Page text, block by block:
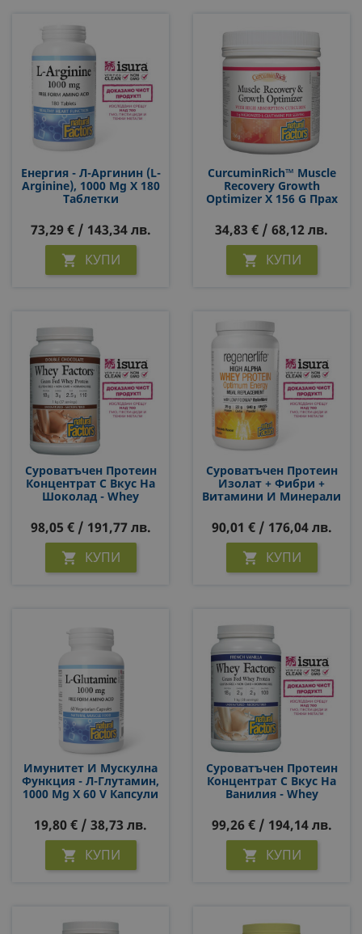
Енергия - Л-Аргинин (L-
Arginine), 1000 Mg Х 180
Таблетки
73,29 € / 143,34 лв.
 КУПИ
CurcuminRich™ Muscle
Recovery Growth
Optimizer Х 156 G Прах
34,83 € / 68,12 лв.
 КУПИ
Суроватъчен Протеин
Концентрат С Вкус На
Шоколад - Whey
Whey Protein, 1 Kg Прах
98,05 € / 191,77 лв.
 КУПИ
Суроватъчен Протеин
Изолат + Фибри +
Витамини И Минерали
И Теглото, 940 G, Прах
С Вкус На Шоколад
90,01 € / 176,04 лв.
 КУПИ
Имунитет И Мускулна
Функция - Л-Глутамин,
1000 Mg Х 60 V Капсули
19,80 € / 38,73 лв.
 КУПИ
Суроватъчен Протеин
Концентрат С Вкус На
Ванилия - Whey
Whey Protein, 1 Kg Прах
99,26 € / 194,14 лв.
 КУПИ